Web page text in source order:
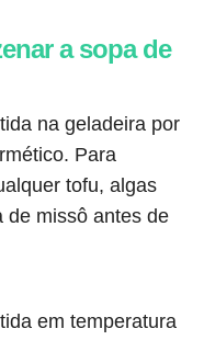
a sopa de
na geladeira por
Para
tofu, algas
de missô antes de
em temperatura